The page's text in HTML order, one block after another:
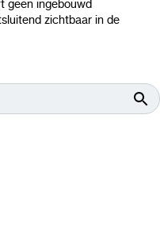
geen ingebouwd
zichtbaar in de